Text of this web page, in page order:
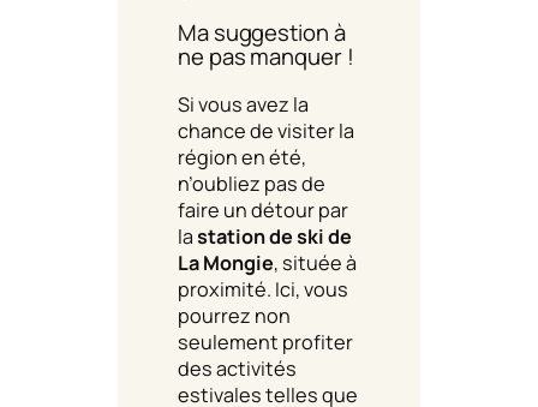
Ma suggestion à
ne pas manquer !
Si vous avez la
chance de visiter la
région en été,
n’oubliez pas de
faire un détour par
lastation de ski de
La Mongie, située à
proximité. Ici, vous
pourrez non
seulement profiter
des activités
estivales telles que